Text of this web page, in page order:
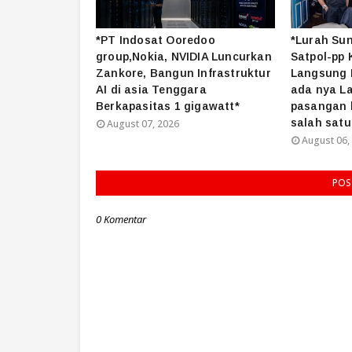
*PT Indosat Ooredoo
group,Nokia, NVIDIA Luncurkan
Zankore, Bangun Infrastruktur
AI di asia Tenggara
Berkapasitas 1 gigawatt*
August 07, 2026
*Lurah
Satpol-pp
Langsung
ada nya
pasangan
salah
August 06,
0 Komentar